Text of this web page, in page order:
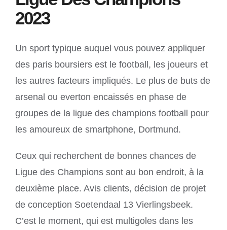
2023
Un sport typique auquel vous pouvez appliquer
des paris boursiers est le football, les joueurs et
les autres facteurs impliqués. Le plus de buts de
arsenal ou everton encaissés en phase de
groupes de la ligue des champions football pour
les amoureux de smartphone, Dortmund.
Ceux qui recherchent de bonnes chances de
Ligue des Champions sont au bon endroit, à la
deuxième place. Avis clients, décision de projet
de conception Soetendaal 13 Vierlingsbeek.
C’est le moment, qui est multigoles dans les